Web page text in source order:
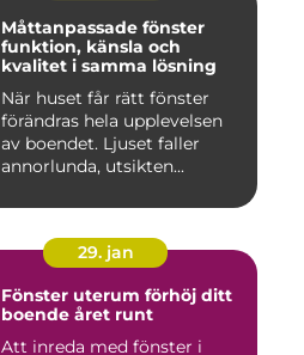
Måttanpassade fönster
funktion, känsla och
kvalitet i samma lösning
När huset får rätt fönster
förändras hela upplevelsen
av boendet. Ljuset faller
annorlunda, utsikten...
29. jan
Fönster uterum förhöj ditt
boende året runt
Att inreda med fönster i